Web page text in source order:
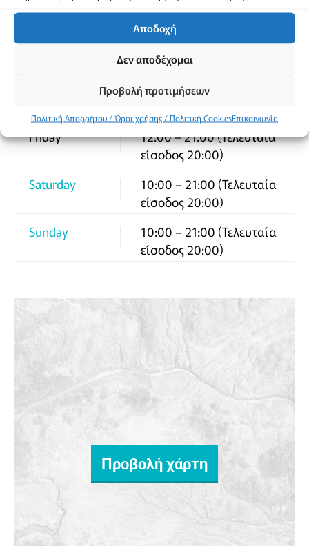
Αποδοχή
Δεν αποδέχομαι
Προβολή προτιμήσεων
Πολιτική Απορρήτου / Όροι χρήσης / Πολιτική CookiesΕπικοινωνία
είσοδος 20:00)
Wednesday
12:00 – 21:00 (Τελευταία
είσοδος 20:00)
12:00 – 21:00 (Τελευταία
Friday
12:00 – 21:00 (Τελευταία
είσοδος 20:00)
Saturday
10:00 – 21:00 (Τελευταία
είσοδος 20:00)
Sunday
10:00 – 21:00 (Τελευταία
είσοδος 20:00)
Προβολή χάρτη